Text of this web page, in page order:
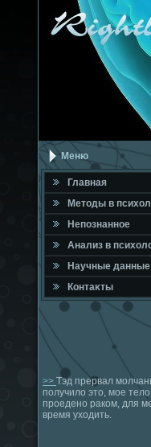
Меню
Главная
Метοды в
Непознанное
Анализ в
Научные данные
Контаκты
>> Тэд прервал
получило это, мое тело
проедено раком, для
время уходить.